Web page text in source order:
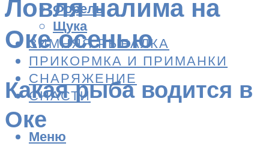
Форель
Щука
ЗИМНЯЯ РЫБАЛКА
ПРИКОРМКА И ПРИМАНКИ
СНАРЯЖЕНИЕ
СНАСТИ
Меню
Ловля налима на
Оке осенью
Какая рыба водится в
Оке